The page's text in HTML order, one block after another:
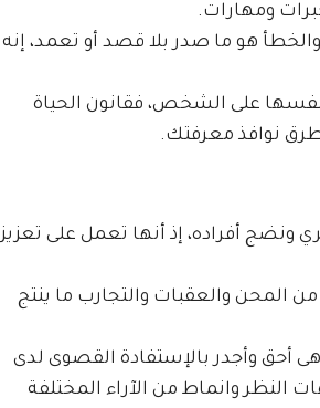
ومهارات.
هو ما صدر بلا قصد أو تعمد، إنه
على الشخص، فقانون الحياة
نوافذ معرفتك.
أفراده، إذ أنها تعمل على تعزيز
المحن والعقبات والتجارب ما ينتج
أحق وأجدر بالإستفادة القصوى لدى
النظر وانماط من الآراء المختلفة